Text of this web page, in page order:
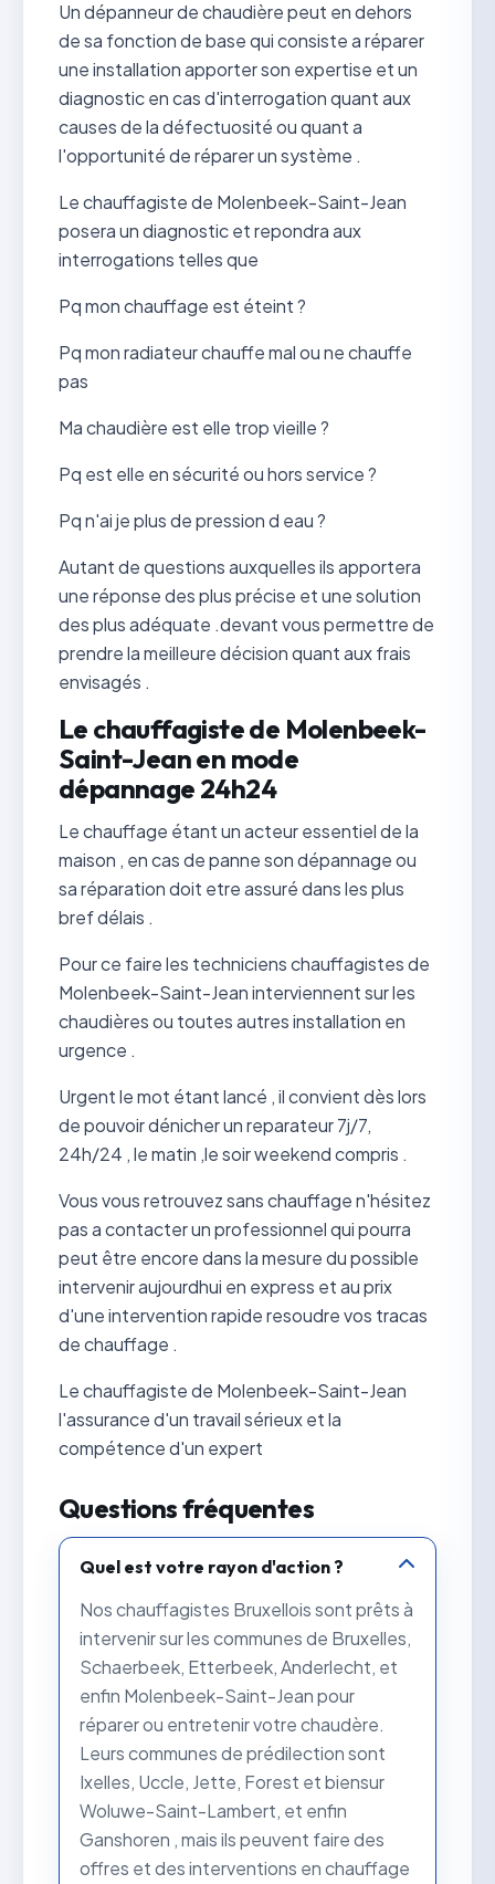
Un dépanneur de chaudière peut en dehors
de sa fonction de base qui consiste a réparer
une installation apporter son expertise et un
diagnostic en cas d'interrogation quant aux
causes de la défectuosité ou quant a
l'opportunité de réparer un système .
Le chauffagiste de Molenbeek-Saint-Jean
posera un diagnostic et repondra aux
interrogations telles que
Pq mon chauffage est éteint ?
Pq mon radiateur chauffe mal ou ne chauffe
pas
Ma chaudière est elle trop vieille ?
Pq est elle en sécurité ou hors service ?
Pq n'ai je plus de pression d eau ?
Autant de questions auxquelles ils apportera
une réponse des plus précise et une solution
des plus adéquate .devant vous permettre de
prendre la meilleure décision quant aux frais
envisagés .
Le chauffagiste de Molenbeek-
Saint-Jean en mode
dépannage 24h24
Le chauffage étant un acteur essentiel de la
maison , en cas de panne son dépannage ou
sa réparation doit etre assuré dans les plus
bref délais .
Pour ce faire les techniciens chauffagistes de
Molenbeek-Saint-Jean interviennent sur les
chaudières ou toutes autres installation en
urgence .
Urgent le mot étant lancé , il convient dès lors
de pouvoir dénicher un reparateur 7j/7,
24h/24 , le matin ,le soir weekend compris .
Vous vous retrouvez sans chauffage n'hésitez
pas a contacter un professionnel qui pourra
peut être encore dans la mesure du possible
intervenir aujourdhui en express et au prix
d'une intervention rapide resoudre vos tracas
de chauffage .
Le chauffagiste de Molenbeek-Saint-Jean
l'assurance d'un travail sérieux et la
compétence d'un expert
Questions fréquentes
Quel est votre rayon d'action ?
Nos chauffagistes Bruxellois sont prêts à
intervenir sur les communes de Bruxelles,
Schaerbeek, Etterbeek, Anderlecht, et
enfin Molenbeek-Saint-Jean pour
réparer ou entretenir votre chaudère.
Leurs communes de prédilection sont
Ixelles, Uccle, Jette, Forest et biensur
Woluwe-Saint-Lambert, et enfin
Ganshoren , mais ils peuvent faire des
offres et des interventions en chauffage